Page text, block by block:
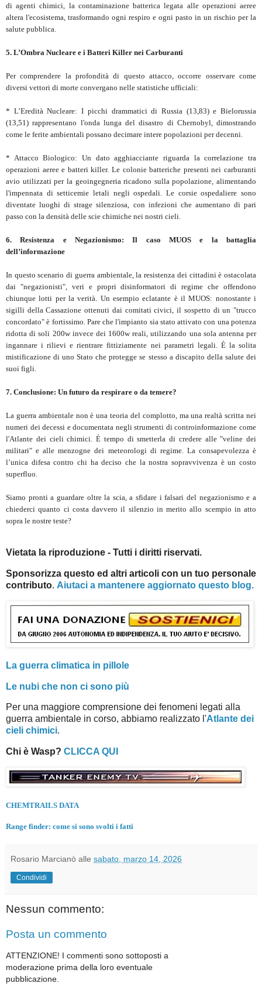
di agenti chimici, la contaminazione batterica legata alle operazioni aeree
altera l'ecosistema, trasformando ogni respiro e ogni pasto in un rischio per la
salute pubblica.
5. L’Ombra Nucleare e i Batteri Killer nei Carburanti
Per comprendere la profondità di questo attacco, occorre osservare come
diversi vettori di morte convergano nelle statistiche ufficiali:
* L’Eredità Nucleare: I picchi drammatici di Russia (13,83) e Bielorussia
(13,51) rappresentano l'onda lunga del disastro di Chernobyl, dimostrando
come le ferite ambientali possano decimare intere popolazioni per decenni.
* Attacco Biologico: Un dato agghiacciante riguarda la correlazione tra
operazioni aeree e batteri killer. Le colonie batteriche presenti nei carburanti
avio utilizzati per la geoingegneria ricadono sulla popolazione, alimentando
l'impennata di setticemie letali negli ospedali. Le corsie ospedaliere sono
diventate luoghi di strage silenziosa, con infezioni che aumentano di pari
passo con la densità delle scie chimiche nei nostri cieli.
6. Resistenza e Negazionismo: Il caso MUOS e la battaglia
dell’informazione
In questo scenario di guerra ambientale, la resistenza dei cittadini è ostacolata
dai "negazionisti", veri e propri disinformatori di regime che offendono
chiunque lotti per la verità. Un esempio eclatante è il MUOS: nonostante i
sigilli della Cassazione ottenuti dai comitati civici, il sospetto di un "trucco
concordato" è fortissimo. Pare che l'impianto sia stato attivato con una potenza
ridotta di soli 200w invece dei 1600w reali, utilizzando una sola antenna per
ingannare i rilievi e rientrare fittiziamente nei parametri legali. È la solita
mistificazione di uno Stato che protegge se stesso a discapito della salute dei
suoi figli.
7. Conclusione: Un futuro da respirare o da temere?
La guerra ambientale non è una teoria del complotto, ma una realtà scritta nei
numeri dei decessi e documentata negli strumenti di controinformazione come
l'Atlante dei cieli chimici. È tempo di smetterla di credere alle "veline dei
militari" e alle menzogne dei meteorologi di regime. La consapevolezza è
l’unica difesa contro chi ha deciso che la nostra sopravvivenza è un costo
superfluo.
Siamo pronti a guardare oltre la scia, a sfidare i falsari del negazionismo e a
chiederci quanto ci costa davvero il silenzio in merito allo scempio in atto
sopra le nostre teste?
Vietata la riproduzione - Tutti i diritti riservati.
Sponsorizza questo ed altri articoli con un tuo personale
contributo. Aiutaci a mantenere aggiornato questo blog.
La guerra climatica in pillole
Le nubi che non ci sono più
Per una maggiore comprensione dei fenomeni legati alla
guerra ambientale in corso, abbiamo realizzato l'Atlante dei
cieli chimici.
Chi è Wasp? CLICCA QUI
CHEMTRAILS DATA
Range finder: come si sono svolti i fatti
Rosario Marcianò alle sabato, marzo 14, 2026
Condividi
Nessun commento:
Posta un commento
ATTENZIONE! I commenti sono sottoposti a
moderazione prima della loro eventuale
pubblicazione.